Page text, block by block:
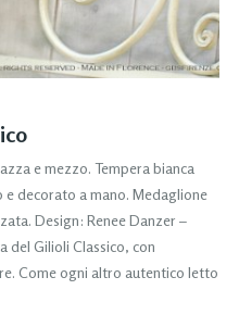
e mezzo. Tempera bianca
decorato a mano. Medaglione
Design: Renee Danzer –
del Gilioli Classico, con
Come ogni altro autentico letto